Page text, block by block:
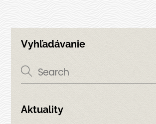
Vyhľadávanie
Aktuality